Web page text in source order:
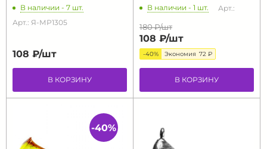
В наличии - 7 шт.
Арт.: Я-МР1305
108 ₽/шт
В КОРЗИНУ
В наличии - 1 шт. Арт.:
180 ₽/шт
108 ₽/шт
-40% Экономия 72 ₽
В КОРЗИНУ
-40%